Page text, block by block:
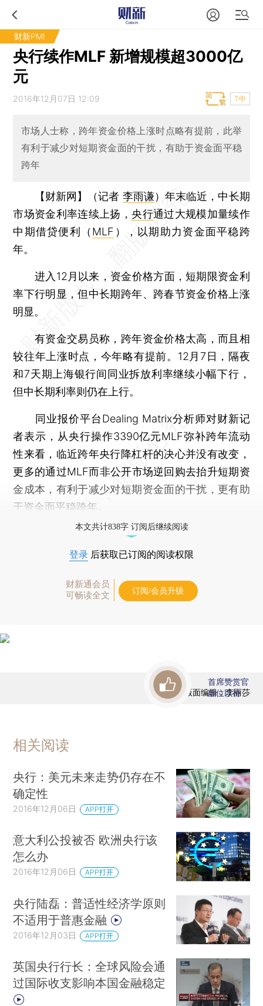
财新PMI
央行续作MLF 新增规模超3000亿
元
2016年12月07日 12:09 T中
市场人士称，跨年资金价格上涨时点略有提前，此举
有利于减少对短期资金面的干扰，有助于资金面平稳
跨年
【财新网】（记者 李雨谦） 年末临近，中长期
市场资金利率连续上扬，央行通过大规模加量续作
中期借贷便利（ MLF ），以期助力资金面平稳跨
年。
进入12月以来，资金价格方面，短期限资金利
率下行明显，但中长期跨年、跨春节资金价格上涨
明显。
有资金交易员称，跨年资金价格太高，而且相
较往年上涨时点，今年略有提前。12月7日，隔夜
和7天期上海银行间同业拆放利率继续小幅下行，
但中长期利率则仍在上行。
同业报价平台Dealing Matrix分析师对财新记
者表示，从央行操作3390亿元MLF弥补跨年流动
性来看，临近跨年央行降杠杆的决心并没有改变，
更多的通过MLF而非公开市场逆回购去抬升短期资
金成本，有利于减少对短期资金面的干扰，更有助
于资金面平稳跨年。
本文共计838字 订阅后继续阅读
登录 后获取已订阅的阅读权限
财新通会员
可畅读全文
订阅/会员升级
版面编辑：李丽莎
首席赞赏官
虚位以待
相关阅读
央行：美元未来走势仍存在不
确定性
2016年12月06日 APP打开
意大利公投被否 欧洲央行该
怎么办
2016年12月06日 APP打开
央行陆磊：普适性经济学原则
不适用于普惠金融
2016年12月03日 APP打开
英国央行行长：全球风险会通
过国际收支影响本国金融稳定